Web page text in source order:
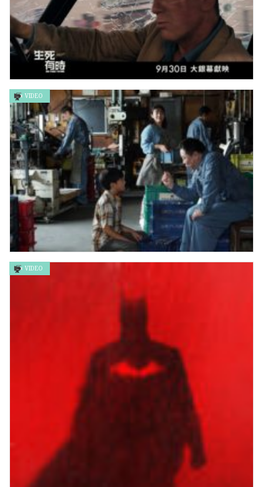
《007生死有時》IMAX鏡頭拍攝一系列精彩場面
彬與瑛 Akira and Akira
VIDEO
VIDEO